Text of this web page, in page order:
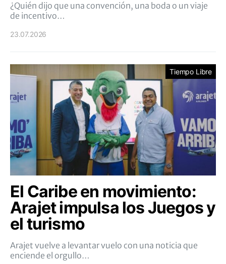
¿Quién dijo que una convención, una boda o un viaje
de incentivo…
23.07.2026
Tiempo Libre
El Caribe en movimiento:
Arajet impulsa los Juegos y
el turismo
Arajet vuelve a levantar vuelo con una noticia que
enciende el orgullo…